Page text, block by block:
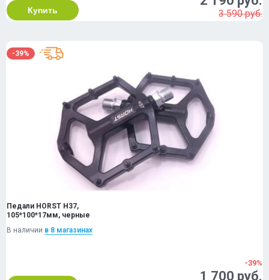
Купить 3 590 руб.
-39%
Педали HORST H37,
105*100*17мм, черные
В наличии в 8 магазинах
-39%
1 700 руб.